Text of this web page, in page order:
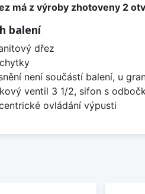
má z výroby zhotoveny 2
balení
dřez
není součástí balení, u
ventil 3 1/2, sifon s
ovládání výpusti